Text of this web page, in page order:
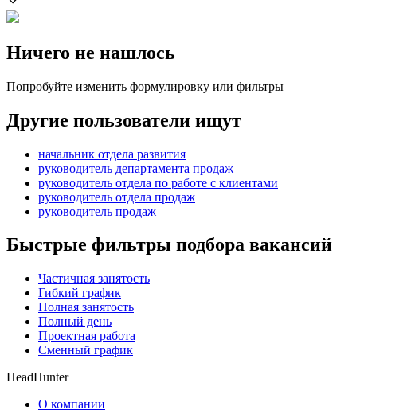
Ничего не нашлось
Попробуйте изменить формулировку или фильтры
Другие пользователи ищут
начальник отдела развития
руководитель департамента продаж
руководитель отдела по работе с клиентами
руководитель отдела продаж
руководитель продаж
Быстрые фильтры подбора вакансий
Частичная занятость
Гибкий график
Полная занятость
Полный день
Проектная работа
Сменный график
HeadHunter
О компании